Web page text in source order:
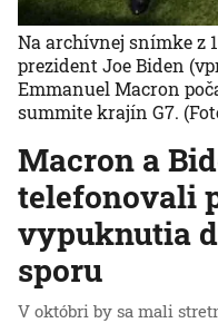
Macron a
telefonovali
vypuknutia
sporu
V októbri by sa mali
Na archívnej snímke z
prezident Joe Biden
Emmanuel Macron
summite krajín G7.